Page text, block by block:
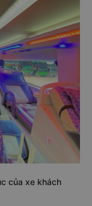
của xe khách